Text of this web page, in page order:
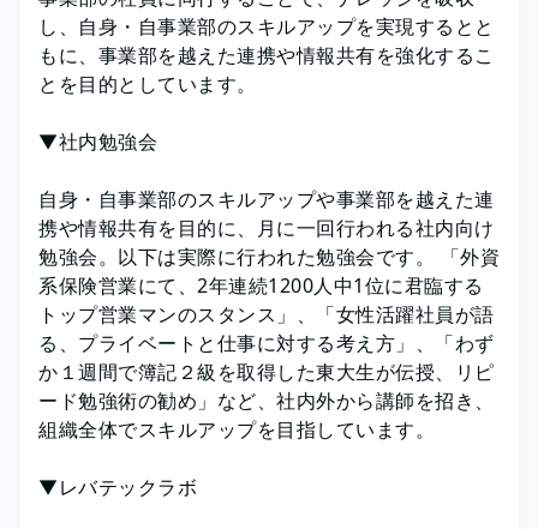
し、自身・自事業部のスキルアップを実現するとと
もに、事業部を越えた連携や情報共有を強化するこ
とを目的としています。
▼社内勉強会
自身・自事業部のスキルアップや事業部を越えた連
携や情報共有を目的に、月に一回行われる社内向け
勉強会。以下は実際に行われた勉強会です。 「外資
系保険営業にて、2年連続1200人中1位に君臨する
トップ営業マンのスタンス」、「女性活躍社員が語
る、プライベートと仕事に対する考え方」、「わず
か１週間で簿記２級を取得した東大生が伝授、リピ
ード勉強術の勧め」など、社内外から講師を招き、
組織全体でスキルアップを目指しています。
▼レバテックラボ